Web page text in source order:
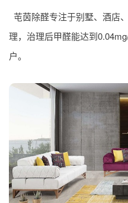
芚茵除醛专注于别墅、酒店
理，治理后甲醛能达到
户。